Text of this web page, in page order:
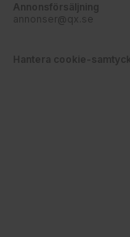
Annonsförsäljning
annonser@qx.se
Hantera cookie-